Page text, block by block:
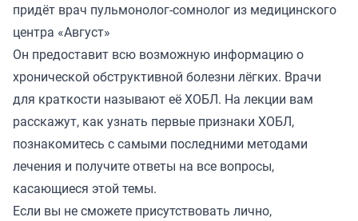
придёт врач пульмонолог-сомнолог из медицинского
центра «Август»
Он предоставит всю возможную информацию о
хронической обструктивной болезни лёгких. Врачи
для краткости называют её ХОБЛ. На лекции вам
расскажут, как узнать первые признаки ХОБЛ,
познакомитесь с самыми последними методами
лечения и получите ответы на все вопросы,
касающиеся этой темы.
Если вы не сможете присутствовать лично,